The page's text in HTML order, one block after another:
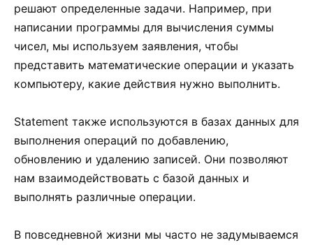
решают определенные задачи. Например, при
написании программы для вычисления суммы
чисел, мы используем заявления, чтобы
представить математические операции и указать
компьютеру, какие действия нужно выполнить.
Statement также используются в базах данных для
выполнения операций по добавлению,
обновлению и удалению записей. Они позволяют
нам взаимодействовать с базой данных и
выполнять различные операции.
В повседневной жизни мы часто не задумываемся